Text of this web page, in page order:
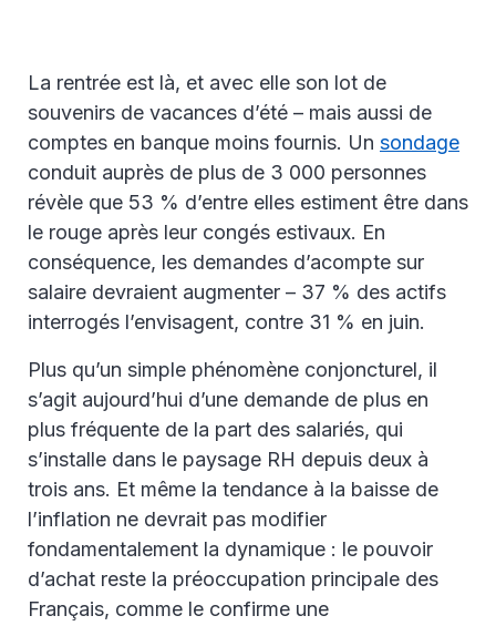
La rentrée est là, et avec elle son lot de
souvenirs de vacances d’été – mais aussi de
comptes en banque moins fournis. Un sondage
conduit auprès de plus de 3 000 personnes
révèle que 53 % d’entre elles estiment être dans
le rouge après leur congés estivaux. En
conséquence, les demandes d’acompte sur
salaire devraient augmenter – 37 % des actifs
interrogés l’envisagent, contre 31 % en juin.
Plus qu’un simple phénomène conjoncturel, il
s’agit aujourd’hui d’une demande de plus en
plus fréquente de la part des salariés, qui
s’installe dans le paysage RH depuis deux à
trois ans. Et même la tendance à la baisse de
l’inflation ne devrait pas modifier
fondamentalement la dynamique : le pouvoir
d’achat reste la préoccupation principale des
Français, comme le confirme une